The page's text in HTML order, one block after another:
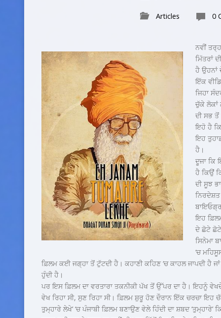
Articles 0
ਨਵੀਂ
ਮਿੱਤਰਾਂ
ਹੈ ਉਹਨਾਂ
ਇੱਕ
ਜਿਹਾ
ਚੁੱਕੇ ਲੋਕਾਂ
ਦੀ ਸਭ ਤੋਂ
ਇਹੋ ਹੈ
ਇਹ
ਹੈ।
ਦੂਜਾ ਕਿ
ਹੈ ਕਿਉਂ
ਦੀ ਸੂਝ
ਇਹ
ਦੇ ਛੋਟੇ
ਸਿਨੇਮਾ
‘ਚ
ਫ਼ਿਲਮ ਕਈ ਜਗ੍ਹਾ ਤੋਂ ਟੁੱਟਦੀ ਹੈ। ਕਹਾਣੀ ਕਹਿਣ ‘ਚ ਕਾਹਲ ਜਾਪਦੀ ਹੈ ਜਾਂ
ਹੁੰਦੀ ਹੈ।
ਪਰ ਇਸ ਫ਼ਿਲਮ ਦਾ ਵਰਤਾਰਾ ਤਕਨੀਕੀ ਪੱਖ ਤੋਂ ਉੱਪਰ ਦਾ ਹੈ। ਇਹਨੂੰ
ਵੇਖ ਰਿਹਾ ਸੀ, ਸੁਣ ਰਿਹਾ ਸੀ। ਫ਼ਿਲਮ ਸ਼ੁਰੂ ਹੋਣ ਦੌਰਾਨ ਇੱਕ ਚਰਚਾ ਇਹ
ਤੁਮ੍ਹਾਰੇ ਲੇਖੇ’ ‘ਚ ਪੰਜਾਬੀ ਫ਼ਿਲਮ ਬਣਾਉਣ ਵੇਲੇ ਹਿੰਦੀ ਦਾ ਸ਼ਬਦ